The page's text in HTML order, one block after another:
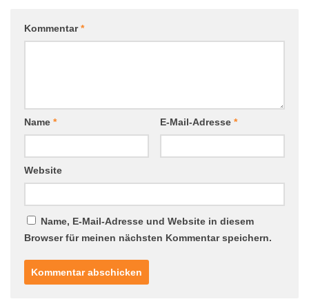
Kommentar*
Name * E-Mail-Adresse *
Website
Name, E-Mail-Adresse und Website in diesem
Browser für meinen nächsten Kommentar speichern.